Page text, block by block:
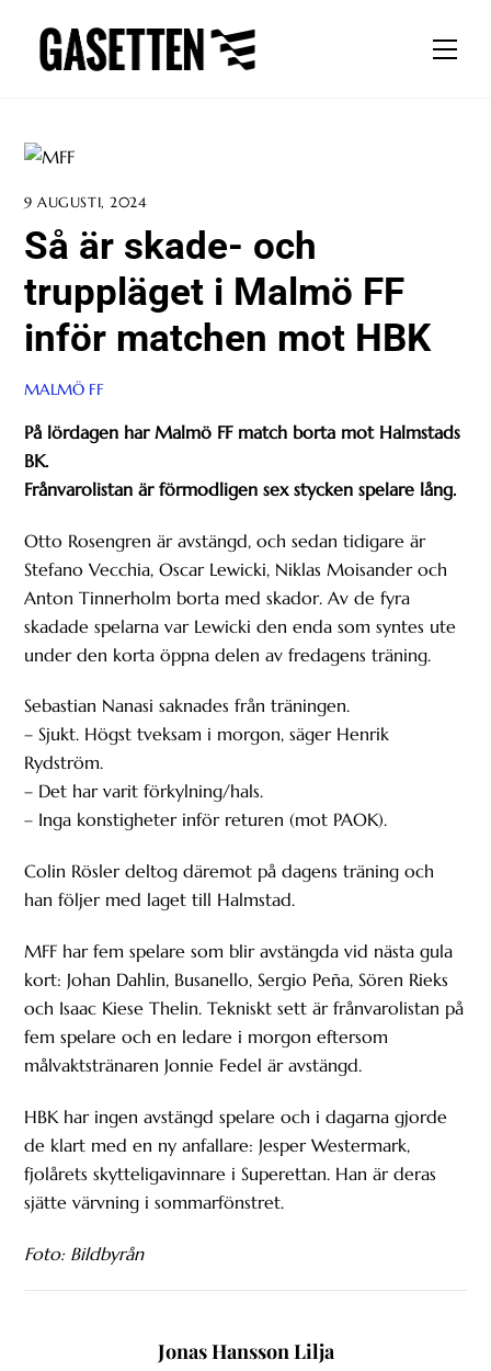
content
9 AUGUSTI, 2024
Så är skade- och
truppläget i Malmö FF
inför matchen mot HBK
MALMÖ FF
På lördagen har Malmö FF match borta mot Halmstads
BK.
Frånvarolistan är förmodligen sex stycken spelare lång.
Otto Rosengren är avstängd, och sedan tidigare är
Stefano Vecchia, Oscar Lewicki, Niklas Moisander och
Anton Tinnerholm borta med skador. Av de fyra
skadade spelarna var Lewicki den enda som syntes ute
under den korta öppna delen av fredagens träning.
Sebastian Nanasi saknades från träningen.
– Sjukt. Högst tveksam i morgon, säger Henrik
Rydström.
– Det har varit förkylning/hals.
– Inga konstigheter inför returen (mot PAOK).
Colin Rösler deltog däremot på dagens träning och
han följer med laget till Halmstad.
MFF har fem spelare som blir avstängda vid nästa gula
kort: Johan Dahlin, Busanello, Sergio Peña, Sören Rieks
och Isaac Kiese Thelin. Tekniskt sett är frånvarolistan på
fem spelare och en ledare i morgon eftersom
målvaktstränaren Jonnie Fedel är avstängd.
HBK har ingen avstängd spelare och i dagarna gjorde
de klart med en ny anfallare: Jesper Westermark,
fjolårets skytteligavinnare i Superettan. Han är deras
sjätte värvning i sommarfönstret.
Foto: Bildbyrån
Jonas Hansson Lilja